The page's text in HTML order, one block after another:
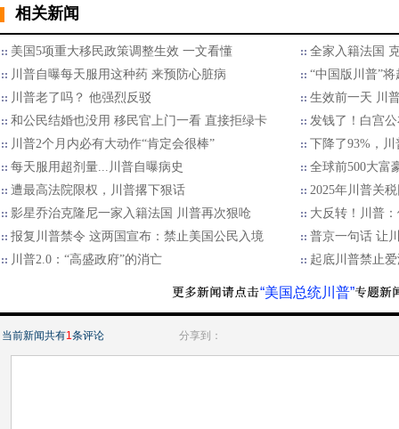
相关新闻
美国5项重大移民政策调整生效 一文看懂
全家入籍法国
川普自曝每天服用这种药 来预防心脏病
“中国版川普”
川普老了吗？ 他强烈反驳
生效前一天 川
和公民结婚也没用 移民官上门一看 直接拒绿卡
发钱了！白宫
川普2个月内必有大动作“肯定会很棒”
下降了93%，
每天服用超剂量...川普自曝病史
全球前500大富
遭最高法院限权，川普撂下狠话
2025年川普关
影星乔治克隆尼一家入籍法国 川普再次狠呛
大反转！川普
报复川普禁令 这两国宣布：禁止美国公民入境
普京一句话 让
川普2.0：“高盛政府”的消亡
起底川普禁止
“美国总统川普”
当前新闻共有1条评论 分享到：